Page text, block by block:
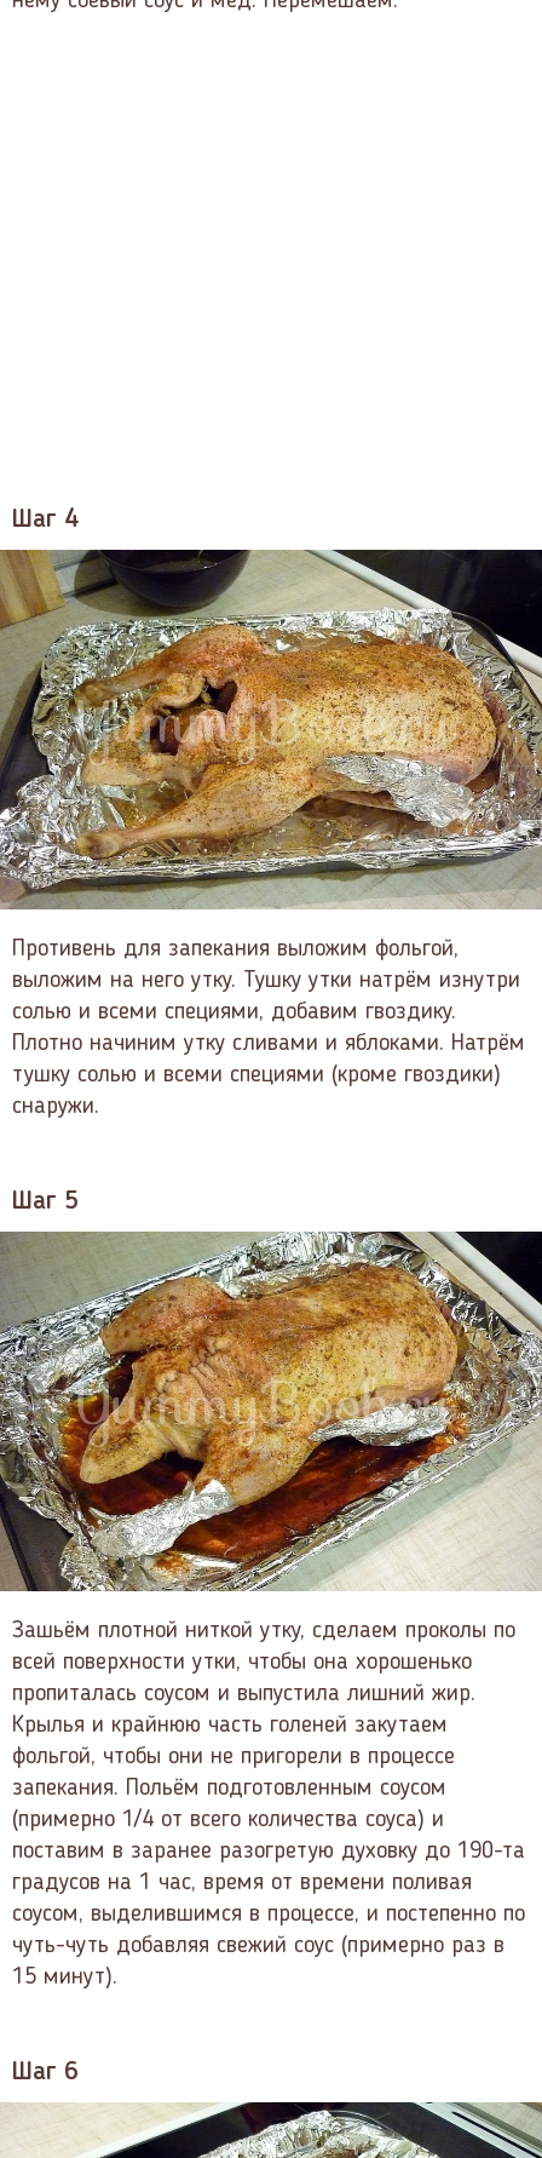
Шаг 4
Противень для запекания выложим фольгой,
выложим на него утку. Тушку утки натрём изнутри
солью и всеми специями, добавим гвоздику.
Плотно начиним утку сливами и яблоками. Натрём
тушку солью и всеми специями (кроме гвоздики)
снаружи.
Шаг 5
Зашьём плотной ниткой утку, сделаем проколы по
всей поверхности утки, чтобы она хорошенько
пропиталась соусом и выпустила лишний жир.
Крылья и крайнюю часть голеней закутаем
фольгой, чтобы они не пригорели в процессе
запекания. Польём подготовленным соусом
(примерно 1/4 от всего количества соуса) и
поставим в заранее разогретую духовку до 190-та
градусов на 1 час, время от времени поливая
соусом, выделившимся в процессе, и постепенно по
чуть-чуть добавляя свежий соус (примерно раз в
15 минут).
Шаг 6